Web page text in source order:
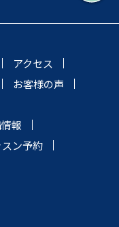
アクセス
お客様の声
報
スン予約